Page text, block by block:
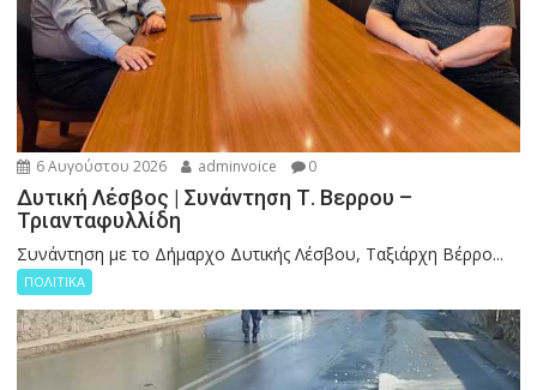
6 Αυγούστου 2026 adminvoice 0
Δυτική Λέσβος | Συνάντηση Τ. Βερρου –
Τριανταφυλλίδη
Συνάντηση με το Δήμαρχο Δυτικής Λέσβου, Ταξιάρχη Βέρρο...
ΠΟΛΙΤΙΚΑ